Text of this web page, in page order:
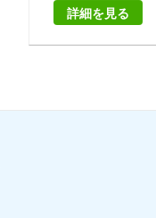
詳細を見る